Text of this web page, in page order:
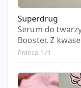
Superdrug
Serum do
Booster, Z
Poleca 1/1